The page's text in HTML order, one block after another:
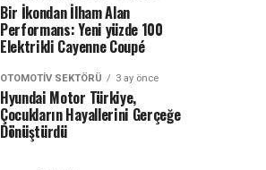
Bir İkondan İlham Alan
Performans: Yeni yüzde 100
Elektrikli Cayenne Coupé
OTOMOTIV SEKTÖRÜ 3 ay önce
Hyundai Motor Türkiye,
Çocukların Hayallerini Gerçeğe
Dönüştürdü